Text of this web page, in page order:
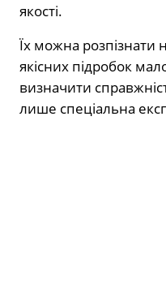
якості.
Їх можна розпізнати
якісних підробок
визначити
лише спеціальна